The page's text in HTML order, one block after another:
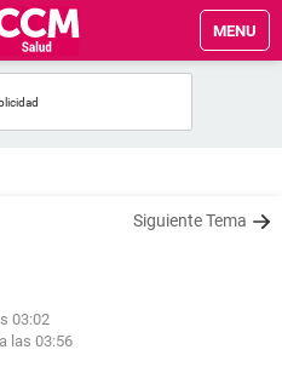
MENU
Siguiente Tema
03:02
las 03:56